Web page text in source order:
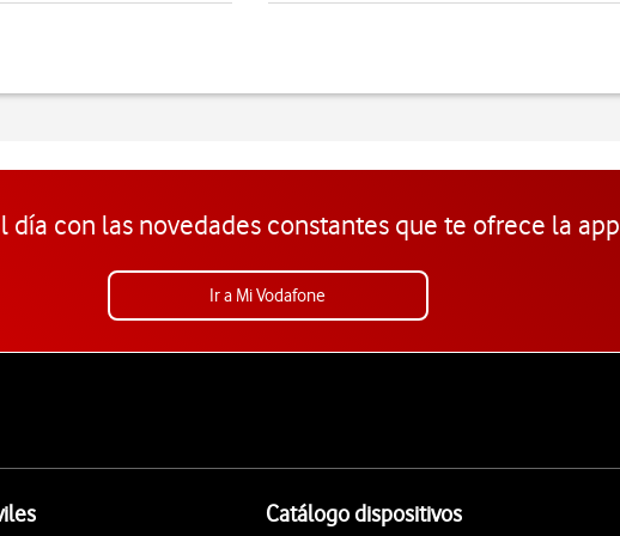
día con las novedades constantes que te ofrece la app
Ir a Mi Vodafone
Catálogo dispositivos